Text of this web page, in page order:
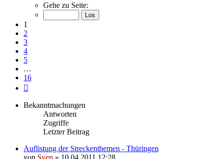
von
Gehe zu Seite:
1
2
3
4
5
…
16
Bekanntmachungen
Antworten
Zugriffe
Letzter Beitrag
Auflistung der Streckenthemen - Thüringen
von Sven » 10.04.2011 12:28